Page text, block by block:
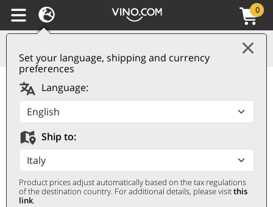
Set your language, shipping and currency
preferences
Language:
Ship to:
Product prices adjust automatically based on the tax regulations
of the destination country. For additional details, please visitthis
link.
0
Friuli Colli Orientali
DOCG Picolit 2019
Torre Rosazza
TORRE ROSAZZA
500 ㎖